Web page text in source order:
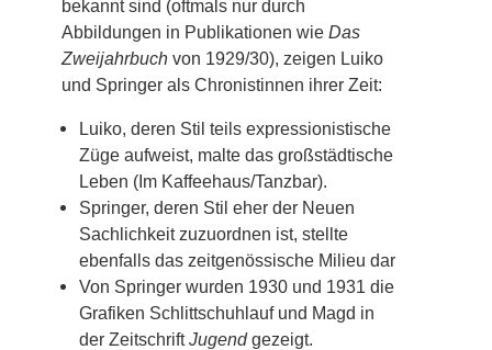
bekannt sind (oftmals nur durch
Abbildungen in Publikationen wie Das
Zweijahrbuch von 1929/30), zeigen Luiko
und Springer als Chronistinnen ihrer Zeit:
Luiko, deren Stil teils expressionistische
Züge aufweist, malte das großstädtische
Leben (Im Kaffeehaus/Tanzbar).
Springer, deren Stil eher der Neuen
Sachlichkeit zuzuordnen ist, stellte
ebenfalls das zeitgenössische Milieu dar
Von Springer wurden 1930 und 1931 die
Grafiken Schlittschuhlauf und Magd in
der ZeitschriftJugendgezeigt.